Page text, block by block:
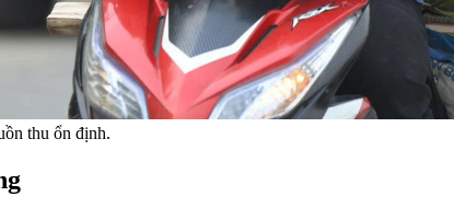
thu ổn định.